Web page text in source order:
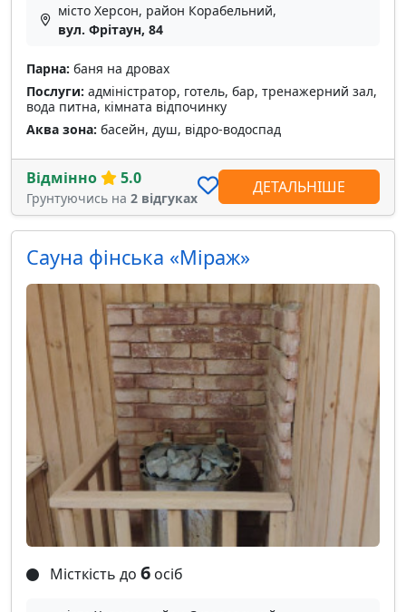
місто Херсон, район Корабельний,
вул. Фрітаун, 84
Парна: баня на дровах
Послуги: адміністратор, готель, бар, тренажерний зал,
вода питна, кімната відпочинку
Аква зона: басейн, душ, відро-водоспад
Відмінно 5.0
Грунтуючись на 2 відгуках
ДЕТАЛЬНІШЕ
Сауна фінська «Міраж»
Місткість до 6 осіб